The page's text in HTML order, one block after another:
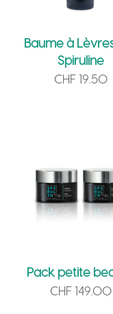
Baume à
Spiruline
CHF19.50
Pack petite
CHF149.00